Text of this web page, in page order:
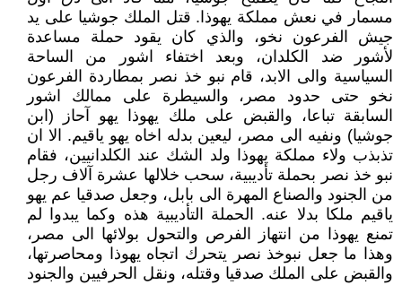
مسمار في نعش مملكة يهوذا. قتل الملك جوشيا على يد
جيش الفرعون نخو، والذي كان يقود حملة مساعدة
لأشور ضد الكلدان، وبعد اختفاء اشور من الساحة
السياسية والى الابد، قام نبو خذ نصر بمطاردة الفرعون
نخو حتى حدود مصر، والسيطرة على ممالك اشور
السابقة تباعا، والقبض على ملك يهوذا يهو آحاز (ابن
جوشيا) ونفيه الى مصر، ليعين بدله اخاه يهو ياقيم. الا ان
تذبذب ولاء مملكة يهوذا ولد الشك عند الكلدانيين، فقام
نبو خذ نصر بحملة تأديبية، سحب خلالها عشرة آلاف رجل
من الجنود والصناع المهرة الى بابل، وجعل صدقيا عم يهو
ياقيم ملكا بدلا عنه. الحملة التأديبية هذه وكما يبدوا لم
تمنع يهوذا من انتهاز الفرص والتحول بولائها الى مصر،
وهذا ما جعل نبوخذ نصر يتحرك اتجاه يهوذا ومحاصرتها،
والقبض على الملك صدقيا وقتله، ونقل الحرفيين والجنود